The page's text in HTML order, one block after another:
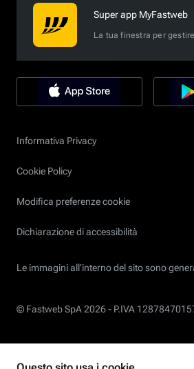
Super app MyFastweb
La tua finestra per
Informativa Privacy
Cookie Policy
Modifica preferenze cookie
Dichiarazione di accessibilità
Le immagini all’interno del sito sono
© Fastweb SpA 2026 - P.IVA